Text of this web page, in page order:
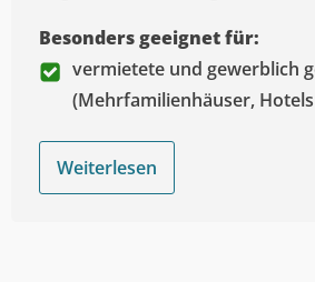
Besonders geeignet für:
vermietete und gewerblich
(Mehrfamilienhäuser,
Weiterlesen